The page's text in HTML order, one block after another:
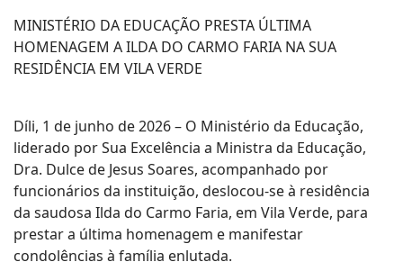
MINISTÉRIO DA EDUCAÇÃO PRESTA ÚLTIMA
HOMENAGEM A ILDA DO CARMO FARIA NA SUA
RESIDÊNCIA EM VILA VERDE
Díli, 1 de junho de 2026 – O Ministério da Educação,
liderado por Sua Excelência a Ministra da Educação,
Dra. Dulce de Jesus Soares, acompanhado por
funcionários da instituição, deslocou-se à residência
da saudosa Ilda do Carmo Faria, em Vila Verde, para
prestar a última homenagem e manifestar
condolências à família enlutada.